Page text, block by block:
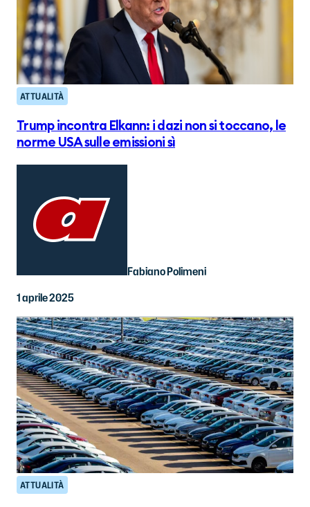
ATTUALITÀ
Trump incontra Elkann: i dazi non si toccano, le
norme USA sulle emissioni sì
Fabiano Polimeni
1 aprile 2025
ATTUALITÀ